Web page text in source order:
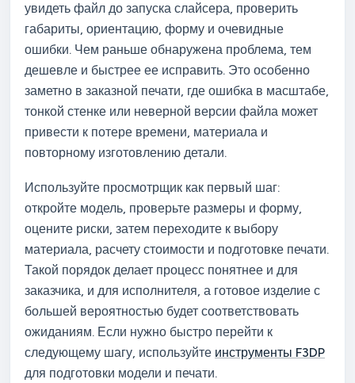
увидеть файл до запуска слайсера, проверить
габариты, ориентацию, форму и очевидные
ошибки. Чем раньше обнаружена проблема, тем
дешевле и быстрее ее исправить. Это особенно
заметно в заказной печати, где ошибка в масштабе,
тонкой стенке или неверной версии файла может
привести к потере времени, материала и
повторному изготовлению детали.
Используйте просмотрщик как первый шаг:
откройте модель, проверьте размеры и форму,
оцените риски, затем переходите к выбору
материала, расчету стоимости и подготовке печати.
Такой порядок делает процесс понятнее и для
заказчика, и для исполнителя, а готовое изделие с
большей вероятностью будет соответствовать
ожиданиям. Если нужно быстро перейти к
следующему шагу, используйте инструменты F3DP
для подготовки модели и печати.